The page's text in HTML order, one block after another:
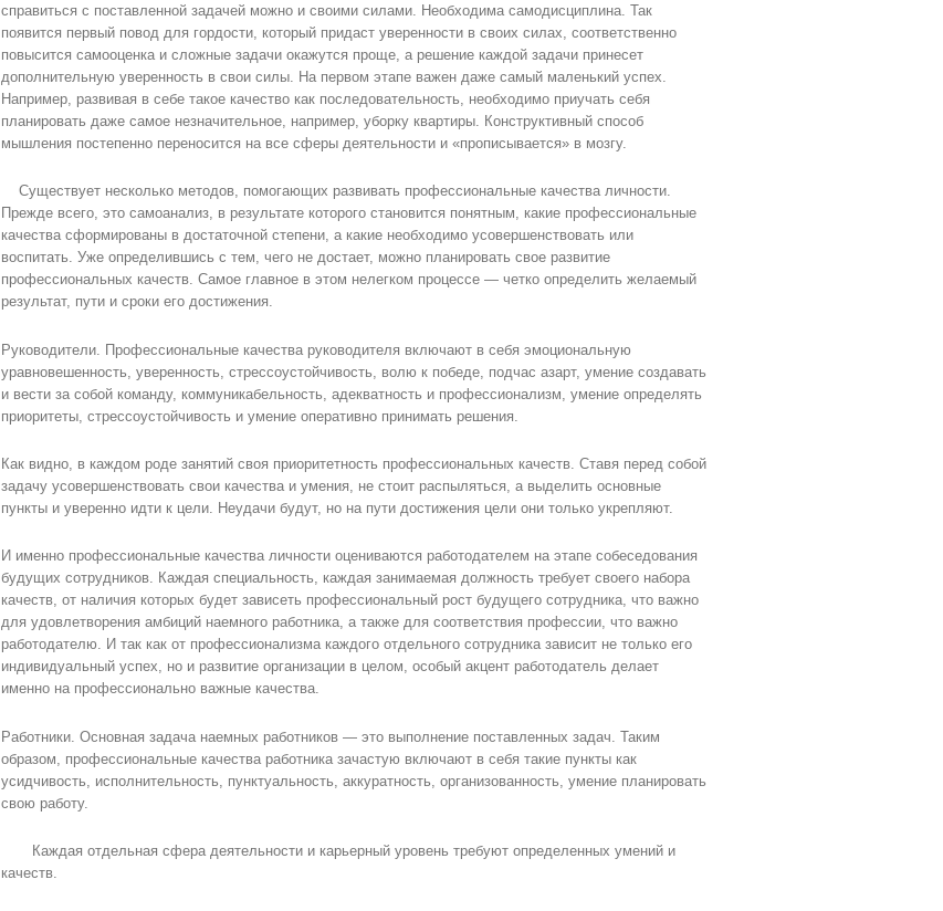
справиться с поставленной задачей можно и своими силами. Необходима самодисциплина. Так
появится первый повод для гордости, который придаст уверенности в своих силах, соответственно
повысится самооценка и сложные задачи окажутся проще, а решение каждой задачи принесет
дополнительную уверенность в свои силы. На первом этапе важен даже самый маленький успех.
Например, развивая в себе такое качество как последовательность, необходимо приучать себя
планировать даже самое незначительное, например, уборку квартиры. Конструктивный способ
мышления постепенно переносится на все сферы деятельности и «прописывается» в мозгу.
Существует несколько методов, помогающих развивать профессиональные качества личности.
Прежде всего, это самоанализ, в результате которого становится понятным, какие профессиональные
качества сформированы в достаточной степени, а какие необходимо усовершенствовать или
воспитать. Уже определившись с тем, чего не достает, можно планировать свое развитие
профессиональных качеств. Самое главное в этом нелегком процессе — четко определить желаемый
результат, пути и сроки его достижения.
Руководители. Профессиональные качества руководителя включают в себя эмоциональную
уравновешенность, уверенность, стрессоустойчивость, волю к победе, подчас азарт, умение создавать
и вести за собой команду, коммуникабельность, адекватность и профессионализм, умение определять
приоритеты, стрессоустойчивость и умение оперативно принимать решения.
Как видно, в каждом роде занятий своя приоритетность профессиональных качеств. Ставя перед собой
задачу усовершенствовать свои качества и умения, не стоит распыляться, а выделить основные
пункты и уверенно идти к цели. Неудачи будут, но на пути достижения цели они только укрепляют.
И именно профессиональные качества личности оцениваются работодателем на этапе собеседования
будущих сотрудников. Каждая специальность, каждая занимаемая должность требует своего набора
качеств, от наличия которых будет зависеть профессиональный рост будущего сотрудника, что важно
для удовлетворения амбиций наемного работника, а также для соответствия профессии, что важно
работодателю. И так как от профессионализма каждого отдельного сотрудника зависит не только его
индивидуальный успех, но и развитие организации в целом, особый акцент работодатель делает
именно на профессионально важные качества.
Работники. Основная задача наемных работников — это выполнение поставленных задач. Таким
образом, профессиональные качества работника зачастую включают в себя такие пункты как
усидчивость, исполнительность, пунктуальность, аккуратность, организованность, умение планировать
свою работу.
Каждая отдельная сфера деятельности и карьерный уровень требуют определенных умений и
качеств.